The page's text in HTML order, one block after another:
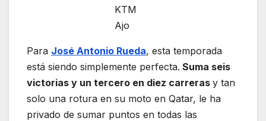
KTM
Ajo
Para José Antonio Rueda, esta temporada
está siendo simplemente perfecta. Suma seis
victorias y un tercero en diez carreras y tan
solo una rotura en su moto en Qatar, le ha
privado de sumar puntos en todas las